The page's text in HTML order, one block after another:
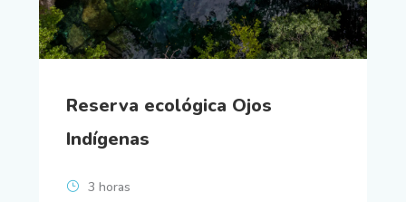
Reserva ecológica Ojos
Indígenas
3 horas